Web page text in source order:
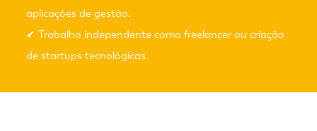
aplicações de gestão.
✔ Trabalho independente como freelancer ou criação
de startups tecnológicas.